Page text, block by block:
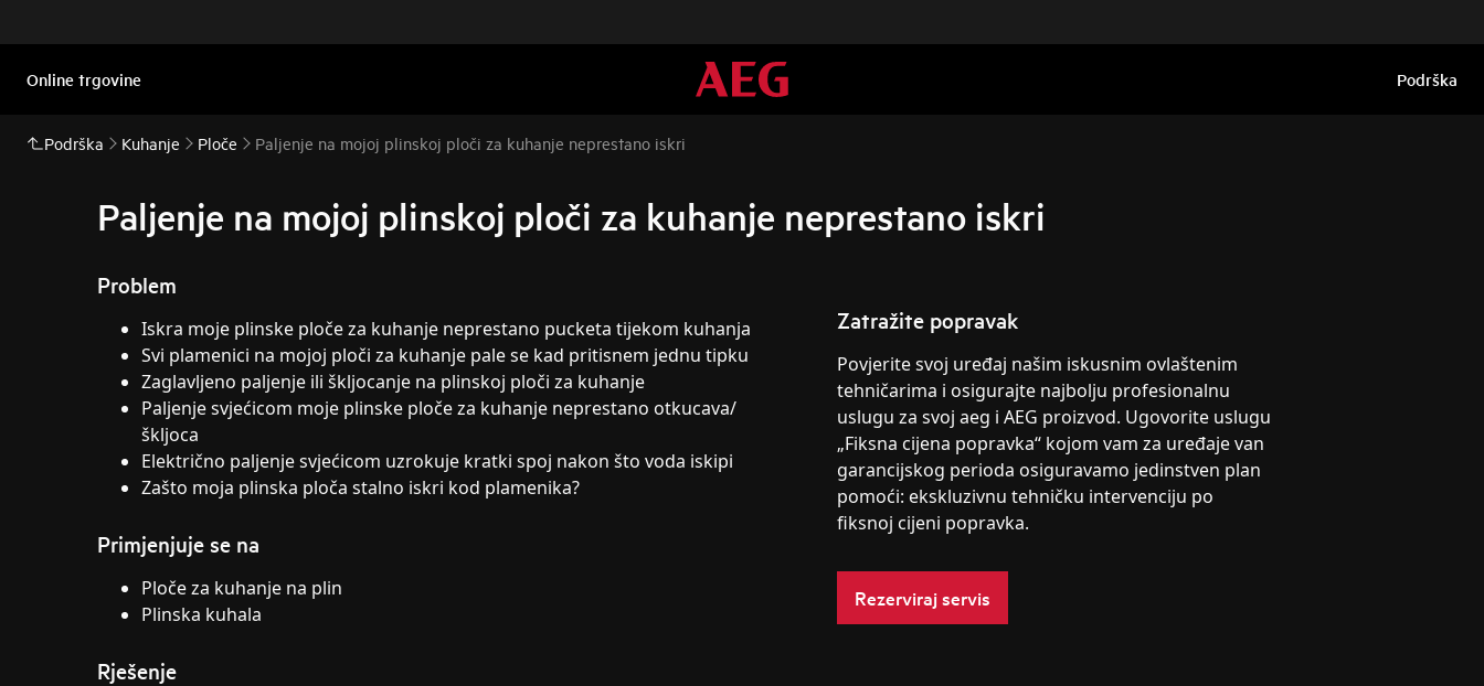
Online trgovine Podrška
Podrška Kuhanje Ploče Paljenje na mojoj plinskoj ploči za kuhanje neprestano iskri
Paljenje na mojoj plinskoj ploči za kuhanje neprestano iskri
Problem
Iskra moje plinske ploče za kuhanje neprestano pucketa tijekom kuhanja
Svi plamenici na mojoj ploči za kuhanje pale se kad pritisnem jednu tipku
Zaglavljeno paljenje ili škljocanje na plinskoj ploči za kuhanje
Paljenje svjećicom moje plinske ploče za kuhanje neprestano otkucava/
škljoca
Električno paljenje svjećicom uzrokuje kratki spoj nakon što voda iskipi
Zašto moja plinska ploča stalno iskri kod plamenika?
Primjenjuje se na
Ploče za kuhanje na plin
Plinska kuhala
Rješenje
Zatražite popravak
Povjerite svoj uređaj našim iskusnim ovlaštenim
tehničarima i osigurajte najbolju profesionalnu
uslugu za svoj aeg i AEG proizvod. Ugovorite uslugu
„Fiksna cijena popravka“ kojom vam za uređaje van
garancijskog perioda osiguravamo jedinstven plan
pomoći: ekskluzivnu tehničku intervenciju po
fiksnoj cijeni popravka.
Rezerviraj servis